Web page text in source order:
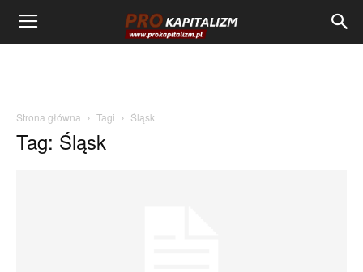
Strona główna Tagi Śląsk
Tag: Śląsk